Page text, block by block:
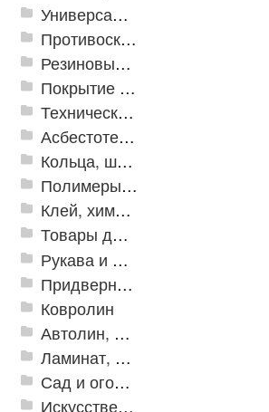
Универсальные модульные покрытия
Противоскользящая защита для лестниц, профили, ленты
Резиновые и ПВХ дорожки
Покрытие из резиновой крошки
Техническая резина
Асбестотехнические и теплоизоляционные материалы
Кольца, шайбы, манжеты
Полимеры и пластики
Клей, химия, сопутствующие товары
Товары для дома
Рукава и шланги промышленные
Придверные решетки
Ковролин
Автолин, Транслин, Линолеум
Ламинат, Кварцвиниловая плитка SPC
Сад и огород
Искусственная трава